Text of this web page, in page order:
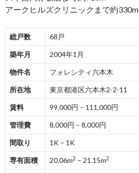
アークヒルズクリニックまで約330m
総戸数 68戸
築年月 2004年1月
物件名 フォレシティ六本木
所在地 東京都港区六本木2-2-11
賃料 99,000円 – 111,000円
管理費 8,000円 – 8,000円
間取り 1K – 1K
専有面積 20.06m2 – 21.15m2